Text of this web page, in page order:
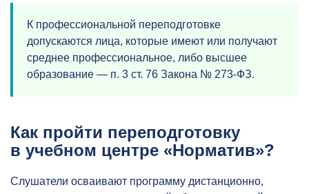
К профессиональной переподготовке
допускаются лица, которые имеют или получают
среднее профессиональное, либо высшее
образование — п. 3 ст. 76 Закона № 273-ФЗ.
Как пройти переподготовку
в учебном центре «Норматив»?
Слушатели осваивают программу дистанционно,